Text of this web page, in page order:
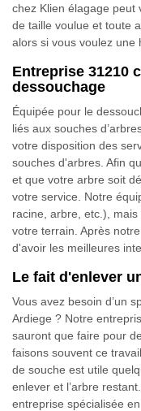
chez Klien élagage peut
de taille voulue et toute
alors si vous voulez une
Entreprise 31210
dessouchage
Équipée pour le
liés aux souches
votre disposition des
souches d'arbres. Afin
et que votre arbre soit
votre service. Notre
racine, arbre, etc.),
votre terrain. Après
d'avoir les meilleures
Le fait d'enlever
Vous avez besoin d’un
Ardiege ? Notre
sauront que faire pour
faisons souvent ce
de souche est utile
enlever et l’arbre
entreprise spécialisée